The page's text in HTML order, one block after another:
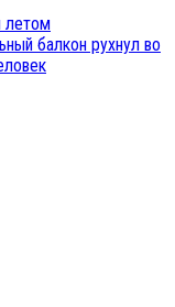
летом
балкон рухнул во